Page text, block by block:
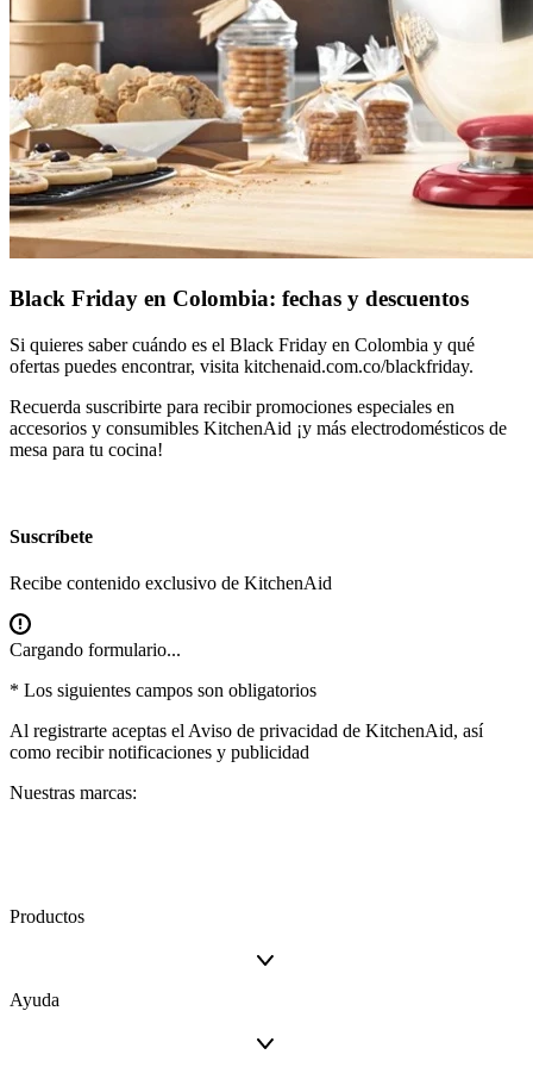
Black Friday en Colombia: fechas y descuentos
Si quieres saber cuándo es el Black Friday en Colombia y qué
ofertas puedes encontrar, visita kitchenaid.com.co/blackfriday.
Recuerda suscribirte para recibir promociones especiales en
accesorios y consumibles KitchenAid ¡y más electrodomésticos de
mesa para tu cocina!
Suscríbete
Recibe contenido exclusivo de KitchenAid
Cargando formulario...
* Los siguientes campos son obligatorios
Al registrarte aceptas elAviso de privacidad de KitchenAid, así
como recibir notificaciones y publicidad
Nuestras marcas:
Productos
Ayuda